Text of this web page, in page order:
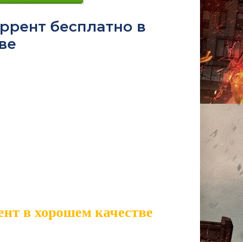
бесплатно в
в хорошем качестве